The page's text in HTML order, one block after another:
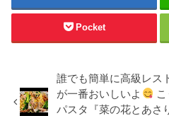
Pocket
誰でも簡単に高級レス
が一番おいしいよ
パスタ『菜の花とあさ